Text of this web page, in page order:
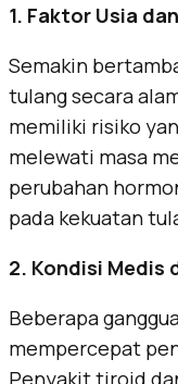
1. Faktor Usia
Semakin
tulang secara
memiliki risiko
melewati masa
perubahan
pada kekuatan
2. Kondisi Medis
Beberapa
mempercepat
Penyakit tiroid